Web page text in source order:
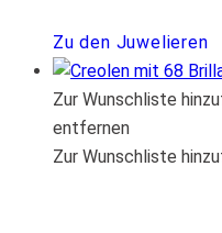
Zu den Juwelieren
Zur Wunschliste
entfernen
Zur Wunschliste